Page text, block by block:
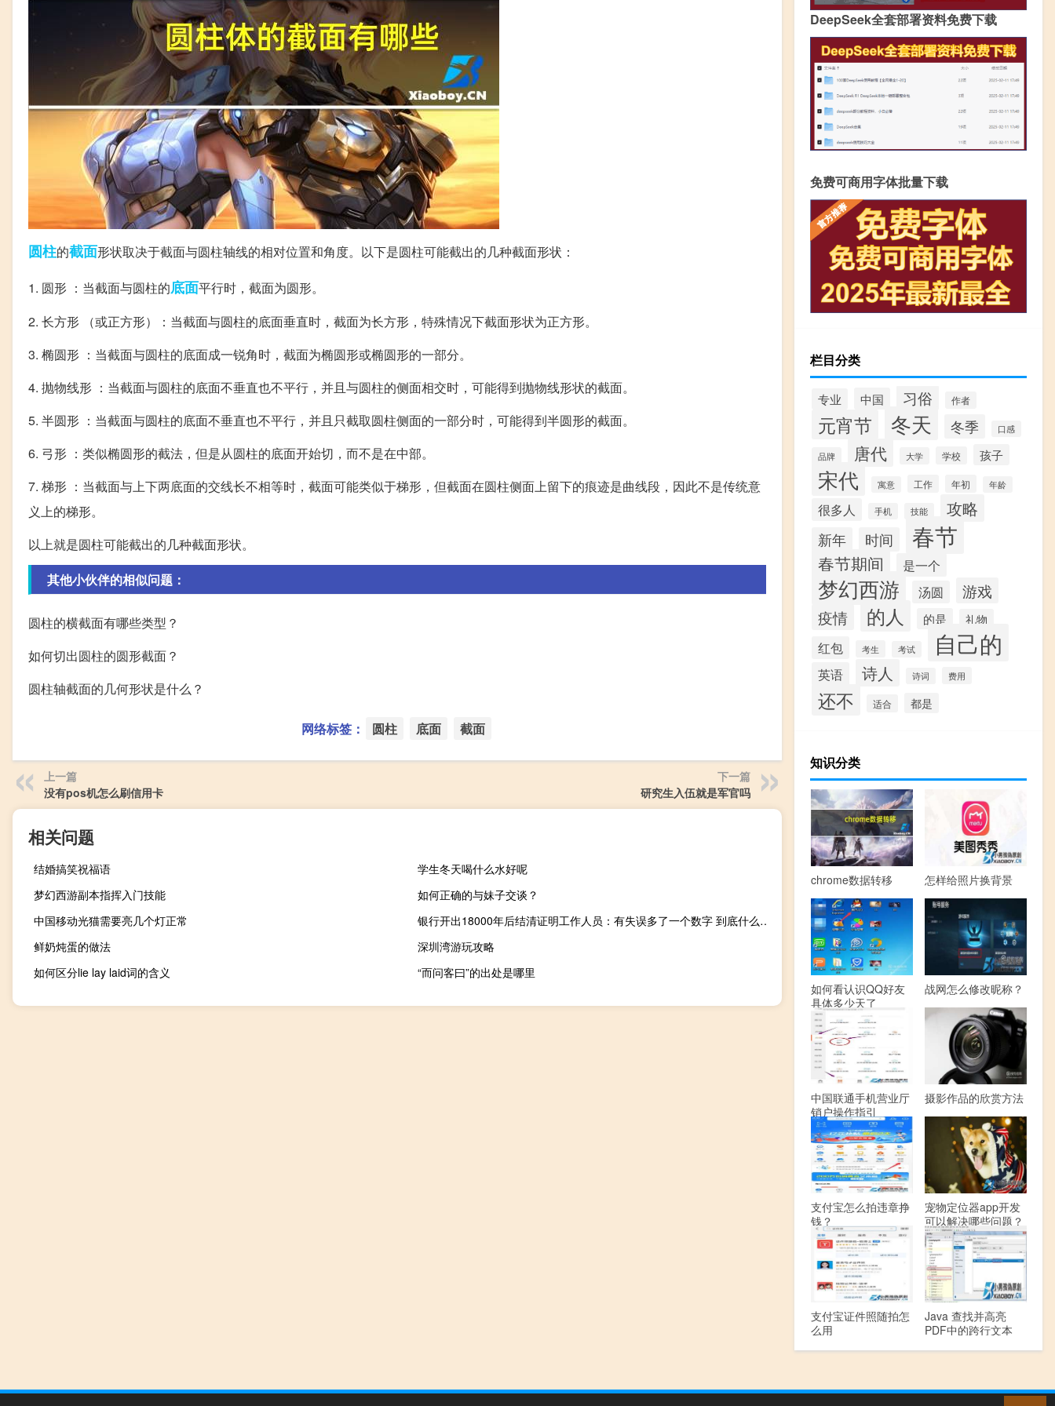
圆柱的截面形状取决于截面与圆柱轴线的相对位置和角度。以下是圆柱可能截出的几种截面形状：
1. 圆形 ：当截面与圆柱的底面平行时，截面为圆形。
2. 长方形 （或正方形）：当截面与圆柱的底面垂直时，截面为长方形，特殊情况下截面形状为正方形。
3. 椭圆形 ：当截面与圆柱的底面成一锐角时，截面为椭圆形或椭圆形的一部分。
4. 抛物线形 ：当截面与圆柱的底面不垂直也不平行，并且与圆柱的侧面相交时，可能得到抛物线形状的截面。
5. 半圆形 ：当截面与圆柱的底面不垂直也不平行，并且只截取圆柱侧面的一部分时，可能得到半圆形的截面。
6. 弓形 ：类似椭圆形的截法，但是从圆柱的底面开始切，而不是在中部。
7. 梯形 ：当截面与上下两底面的交线长不相等时，截面可能类似于梯形，但截面在圆柱侧面上留下的痕迹是曲线段，因此不是传统意
义上的梯形。
以上就是圆柱可能截出的几种截面形状。
其他小伙伴的相似问题：
圆柱的横截面有哪些类型？
如何切出圆柱的圆形截面？
圆柱轴截面的几何形状是什么？
网络标签： 圆柱 底面 截面
上一篇
没有pos机怎么刷信用卡
下一篇
研究生入伍就是军官吗
相关问题
结婚搞笑祝福语
学生冬天喝什么水好呢
梦幻西游副本指挥入门技能
如何正确的与妹子交谈？
中国移动光猫需要亮几个灯正常
银行开出18000年后结清证明工作人员：有失误多了一个数字 到底什么情况呢
鲜奶炖蛋的做法
深圳湾游玩攻略
如何区分lie lay laid词的含义
“而问客曰”的出处是哪里
DeepSeek全套部署资料免费下载
免费可商用字体批量下载
栏目分类
专业 中国 习俗 作者
元宵节 冬天 冬季 口感
品牌 唐代 大学 学校 孩子
宋代 寓意 工作 年初 年龄
很多人 手机 技能 攻略
新年 时间 春节
春节期间 是一个
梦幻西游 汤圆
游戏
疫情
的人 的是 礼物
红包 考生 考试 自己的
英语 诗人 诗词 费用
还不 适合 都是
知识分类
chrome数据转移 怎样给照片换背景
如何看认识QQ好友
具体多少天了
战网怎么修改昵称？
中国联通手机营业厅
销户操作指引
摄影作品的欣赏方法
支付宝怎么拍违章挣
钱？
宠物定位器app开发
可以解决哪些问题？
支付宝证件照随拍怎
么用
Java 查找并高亮
PDF中的跨行文本